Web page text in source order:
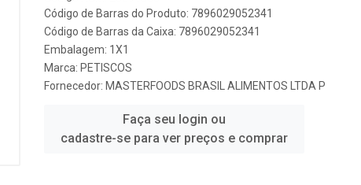
Código de Barras do Produto: 7896029052341
Código de Barras da Caixa: 7896029052341
Embalagem: 1X1
Marca: PETISCOS
Fornecedor: MASTERFOODS BRASIL ALIMENTOS LTDA P
Faça seu login ou
cadastre-se para ver preços e comprar